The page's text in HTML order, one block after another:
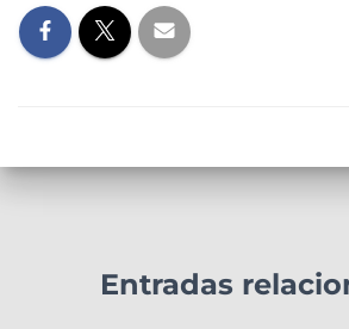
Entradas